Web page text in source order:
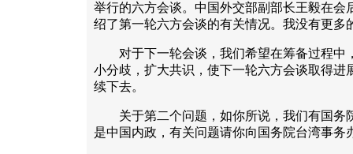
举行的六方会谈。中国外交部副部长王毅在会
绍了第一轮六方会谈的有关情况。我没有更多
对于下一轮会谈，我们希望在筹备过程中
小分歧，扩大共识，使下一轮六方会谈取得进
续下去。
关于第二个问题，如你所说，我们有国务
是中国内政，有关问题请你向国务院台湾事务